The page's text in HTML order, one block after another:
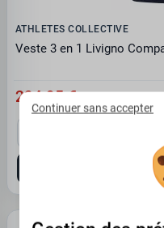
ATHLETES COLLECTIVE
Veste 3 en 1 Livigno
294.95 €
Continuer sans accepter